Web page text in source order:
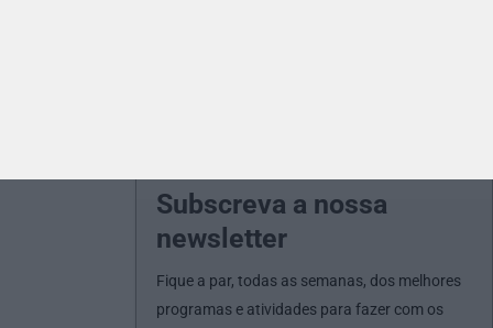
Subscreva a nossa
newsletter
Fique a par, todas as semanas, dos melhores
programas e atividades para fazer com os